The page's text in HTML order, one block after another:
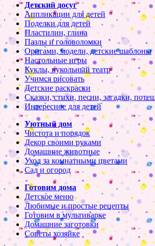
Детский досуг
Аппликации для детей
Поделки для детей
Пластилин, глина
Пазлы и головоломки
Оригами, модели, детские шаблоны
Настольные игры
Куклы, кукольный театр
Учимся рисовать
Детские раскраски
Сказки, стихи, песни, загадки,
Интересное для детей
Уютный дом
Чистота и порядок
Декор своими руками
Домашние животные
Уход за комнатными цветами
Сад и огород
Готовим дома
Детское меню
Любимые и простые рецепты
Готовим в мультиварке
Домашние заготовки
Советы хозяйке